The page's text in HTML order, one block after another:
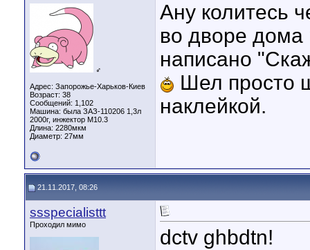
♂
Адрес: Запорожье-Харьков-Киев
Возраст: 38
Сообщений: 1,102
Машина: была ЗАЗ-110206 1,3л
2000г, инжектор М10.3
Длина: 2280мкм
Диаметр: 27мм
Ану колитесь
во дворе
написано
Шел просто
наклейкой.
21.11.2017, 08:26
ssspecialisttt
Проходил мимо
dctv ghbdtn!